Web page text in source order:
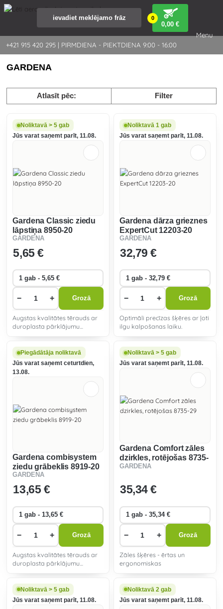
+421 915 420 295 | PIRMDIENA - PIEKTDIENA 9:00 - 16:00
0
0,00 €
Menu
GARDENA
Atlasīt pēc: Filter
Noliktavā > 5 gab
Jūs varat saņemt parīt, 11.08.
Gardena Classic ziedu
lāpstiņa 8950-20
GARDENA
5,65 €
− + Grozā
Augstas kvalitātes tērauds ar
duroplasta pārklājumu
aizsargā mazos instrumentus
iesprūšanu un nodrošina izcilu
izturību.
Noliktavā 1 gab
Jūs varat saņemt parīt, 11.08.
Gardena dārza grieznes
ExpertCut 12203-20
GARDENA
32,79 €
− + Grozā
Optimāli precīzas šķēres ar ļoti
ilgu kalpošanas laiku.
Piegādātāja noliktavā
Jūs varat saņemt ceturtdien,
13.08.
Gardena combisystem
ziedu grābeklis 8919-20
GARDENA
13,65 €
− + Grozā
Augstas kvalitātes tērauds ar
duroplasta pārklājumu
iesprūšanu un nodrošina izcilu
izturību.
Noliktavā > 5 gab
Jūs varat saņemt parīt, 11.08.
Gardena Comfort zāles
dzirkles, rotējošas 8735-
29
GARDENA
35,34 €
− + Grozā
Zāles šķēres - ērtas un
ergonomiskas
Noliktavā > 5 gab
Jūs varat saņemt parīt, 11.08.
Noliktavā 2 gab
Jūs varat saņemt parīt, 11.08.